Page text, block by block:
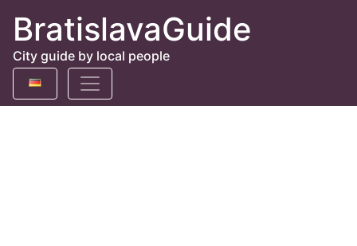
BratislavaGuide
City guide by local people